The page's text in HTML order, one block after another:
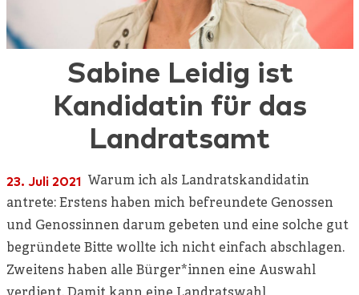
Sabine Leidig ist
Kandidatin für das
Landratsamt
23. Juli 2021
Warum ich als Landratskandidatin
antrete: Erstens haben mich befreundete Genossen
und Genossinnen darum gebeten und eine solche gut
begründete Bitte wollte ich nicht einfach abschlagen.
Zweitens haben alle Bürger*innen eine Auswahl